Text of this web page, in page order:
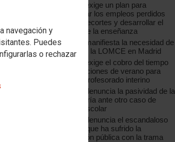
navegación y
Puedes
o rechazar
de 15.000
CCOO exige un plan para
recuperar los empleos perdidos
por los recortes y desarrollar el
sector de la enseñanza
CCOO manifiesta la necesidad de
paralizar la LOMCE en Madrid
CCOO exige el cobro del tiempo
de vacaciones de verano para
todo el profesorado interino
CCOO denuncia la pasividad de la
Consejería ante otro caso de
acoso escolar
CCOO denuncia el escandaloso
saqueo que ha sufrido la
educación pública con la trama